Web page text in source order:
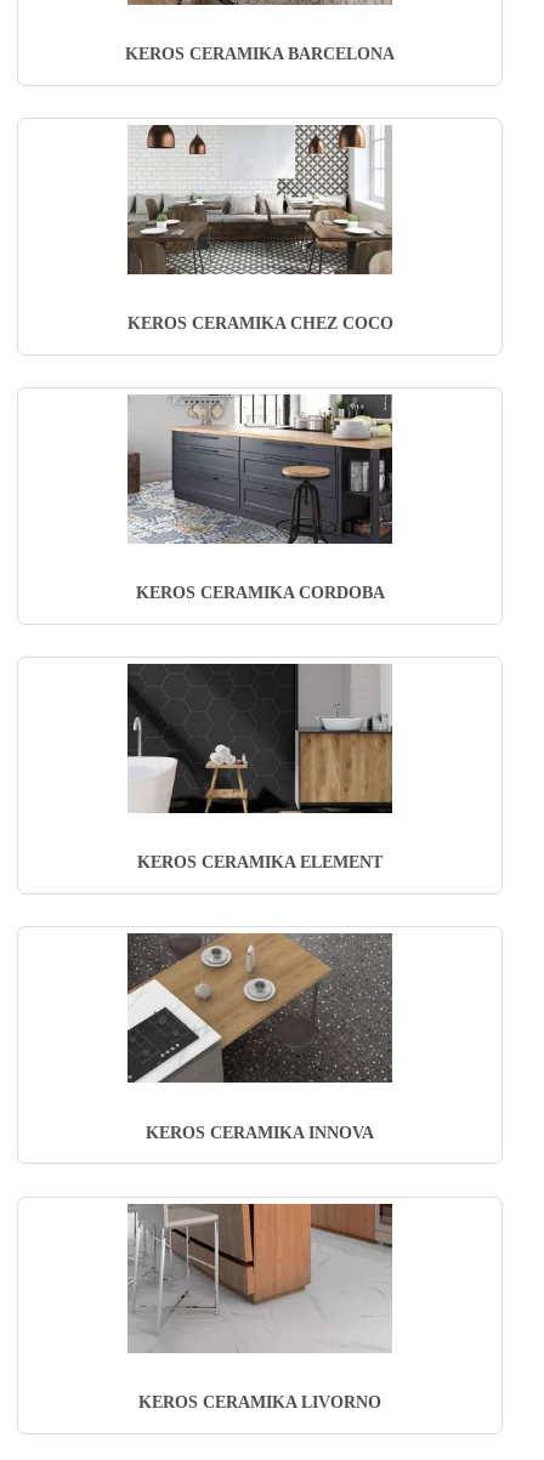
KEROS CERAMIKA BARCELONA
KEROS CERAMIKA CHEZ COCO
KEROS CERAMIKA CORDOBA
KEROS CERAMIKA ELEMENT
KEROS CERAMIKA INNOVA
KEROS CERAMIKA LIVORNO